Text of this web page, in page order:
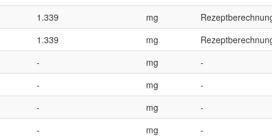
1.339 mg
1.339 mg
- mg
-
- mg
-
- mg
-
- mg
-